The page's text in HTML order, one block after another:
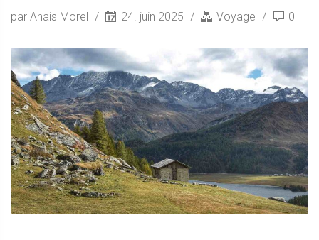
par Anais Morel 24. juin 2025 Voyage 0